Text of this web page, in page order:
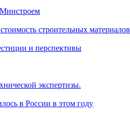
строительных материалов
и перспективы
экспертизы.
в России в этом году